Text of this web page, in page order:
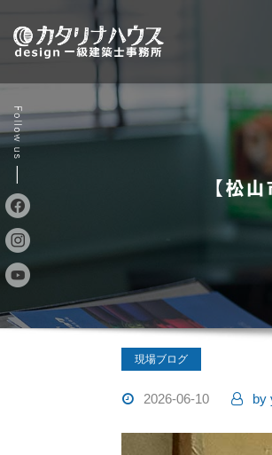
content
【松
現場ブログ
2026-06-10 by